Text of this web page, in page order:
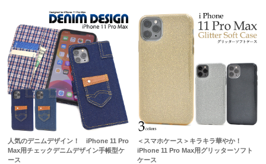
人気のデニムデザイン！ iPhone 11 Pro
Max用チェックデニムデザイン手帳型ケ
ース
＜スマホケース＞キラキラ華やか！
iPhone 11 Pro Max用グリッターソフト
ケース